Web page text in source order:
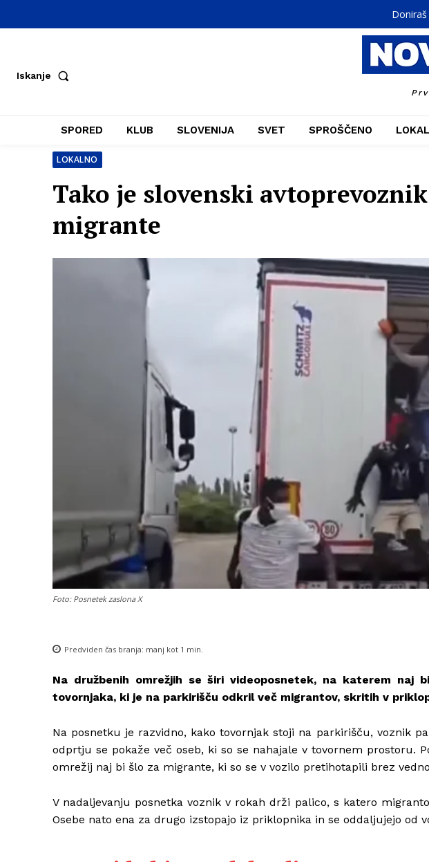
Iskanje
SPORED KLUB SLOVENIJA SVET SPROŠČENO
LOKALNO
Tako je slovenski
migrante
Foto: Posnetek zaslona X
Predviden čas branja: manj kot 1 min.
Na družbenih omrežjih se širi videoposnetek, na katerem naj
tovornjaka, ki je na parkirišču odkril več migrantov, skritih v
Na posnetku je razvidno, kako tovornjak stoji na parkirišču, voznik
odprtju se pokaže več oseb, ki so se nahajale v tovornem prostoru.
omrežij naj bi šlo za migrante, ki so se v vozilo pretihotapili brez
V nadaljevanju posnetka voznik v rokah drži palico, s katero
Osebe nato ena za drugo izstopajo iz priklopnika in se oddaljujejo od